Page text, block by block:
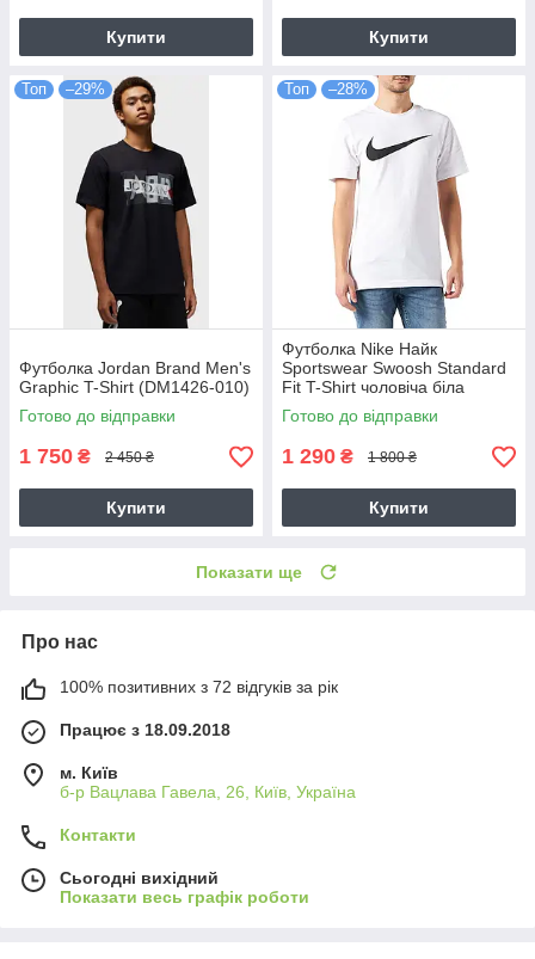
Купити Купити
Топ –29%
Футболка Jordan Brand Men's
Graphic T-Shirt (DM1426-010)
Готово до відправки
1 750 ₴ 2 450 ₴
Купити
Топ –28%
Футболка Nike Найк
Sportswear Swoosh Standard
Fit T-Shirt чоловіча біла
оригінал (DC5094-100)
Готово до відправки
1 290 ₴ 1 800 ₴
Купити
Показати ще
Про нас
100% позитивних з 72 відгуків за рік
Працює з 18.09.2018
м. Київ
б-р Вацлава Гавела, 26, Київ, Україна
Контакти
Сьогодні вихідний
Показати весь графік роботи